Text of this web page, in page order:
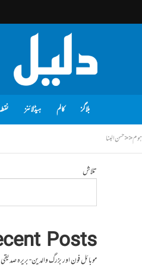
بلاگز کالم ہیڈلائنز
ہوم<<حسن البنا
تلاش
Posts
موبائل فون اور بزرگ والدین- بریرہ صدیقی